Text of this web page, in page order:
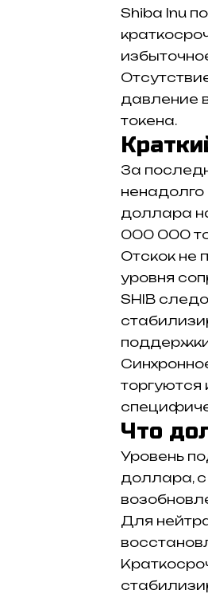
Shiba Inu
давление
токена.
За
ненадолго
доллара
000 000
Отскок не
уровня
SHIB
торгуются
Что
Уровень
доллара,
Для